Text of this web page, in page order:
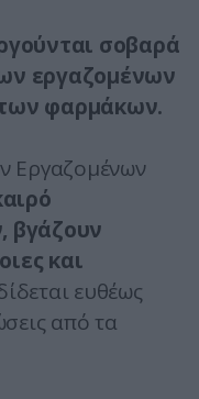
σοβαρά
εργαζομένων
φαρμάκων.
Εργαζομένων
βγάζουν
και
ευθέως
από τα